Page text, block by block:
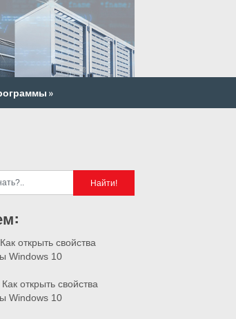
»
Как открыть свойства
Windows 10
Как открыть свойства
Windows 10